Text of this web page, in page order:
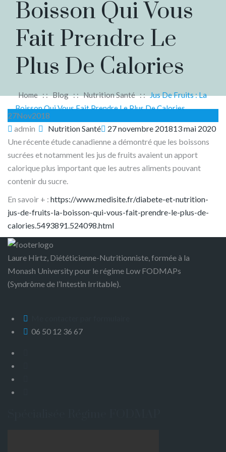
Boisson Qui Vous
Fait Prendre Le
Plus De Calories
Home: :Blog: :Nutrition Santé: :Jus De Fruits : La
Boisson Qui Vous Fait Prendre Le Plus De Calories
27Nov2018
Author
admin Categories
Nutrition Santé
Posted
on
27 novembre 201813 mai 2020
Une récente étude canadienne a démontré que les boissons
sucrées et notamment les jus de fruits avaient un apport
calorique plus important que les autres aliments pouvant
contenir du sucre.
En savoir + : https://www.medisite.fr/diabete-et-nutrition-
jus-de-fruits-la-boisson-qui-vous-fait-prendre-le-plus-de-
calories.5493891.524098.html
Laure Hirtz, Diététicienne-Nutritionniste, formée à la
Monash University pour le régime Low FODMAPs
(Syndrôme de l’Intestin Irritable).
06 50 12 36 67